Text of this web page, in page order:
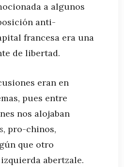
a algunos
anti-
francesa era una
de libertad.
eran en
pues entre
nos alojaban
, pro-chinos,
que otro
abertzale.